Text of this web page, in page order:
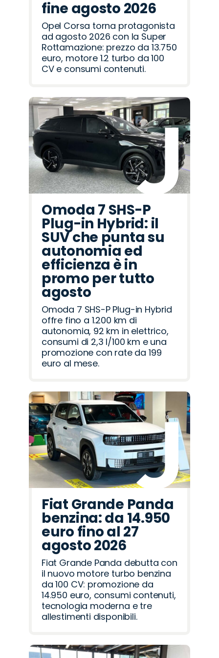
fine agosto 2026
Opel Corsa torna protagonista
ad agosto 2026 con la Super
Rottamazione: prezzo da 13.750
euro, motore 1.2 turbo da 100
CV e consumi contenuti.
Omoda 7 SHS-P
Plug-in Hybrid: il
SUV che punta su
autonomia ed
efficienza è in
promo per tutto
agosto
Omoda 7 SHS-P Plug-in Hybrid
offre fino a 1.200 km di
autonomia, 92 km in elettrico,
consumi di 2,3 l/100 km e una
promozione con rate da 199
euro al mese.
Fiat Grande Panda
benzina: da 14.950
euro fino al 27
agosto 2026
Fiat Grande Panda debutta con
il nuovo motore turbo benzina
da 100 CV: promozione da
14.950 euro, consumi contenuti,
tecnologia moderna e tre
allestimenti disponibili.